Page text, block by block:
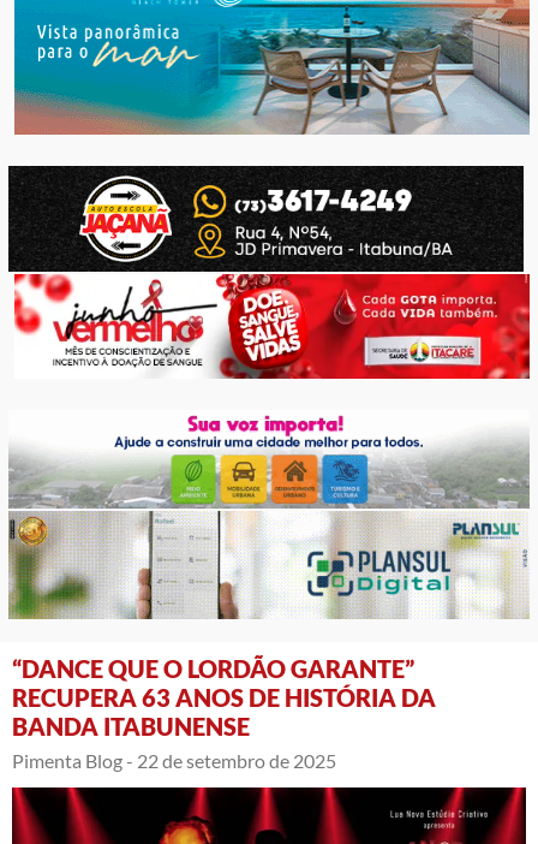
“DANCE QUE O LORDÃO GARANTE”
RECUPERA 63 ANOS DE HISTÓRIA DA
BANDA ITABUNENSE
Pimenta Blog - 22 de setembro de 2025